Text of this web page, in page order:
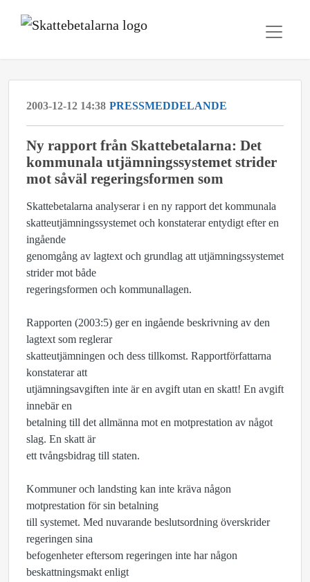
2003-12-12 14:38 PRESSMEDDELANDE
Ny rapport från Skattebetalarna: Det
kommunala utjämningssystemet strider
mot såväl regeringsformen som
Skattebetalarna analyserar i en ny rapport det kommunala
skatteutjämningssystemet och konstaterar entydigt efter en
ingående
genomgång av lagtext och grundlag att utjämningssystemet
strider mot både
regeringsformen och kommunallagen.
Rapporten (2003:5) ger en ingående beskrivning av den
lagtext som reglerar
skatteutjämningen och dess tillkomst. Rapportförfattarna
konstaterar att
utjämningsavgiften inte är en avgift utan en skatt! En avgift
innebär en
betalning till det allmänna mot en motprestation av något
slag. En skatt är
ett tvångsbidrag till staten.
Kommuner och landsting kan inte kräva någon
motprestation för sin betalning
till systemet. Med nuvarande beslutsordning överskrider
regeringen sina
befogenheter eftersom regeringen inte har någon
beskattningsmakt enligt